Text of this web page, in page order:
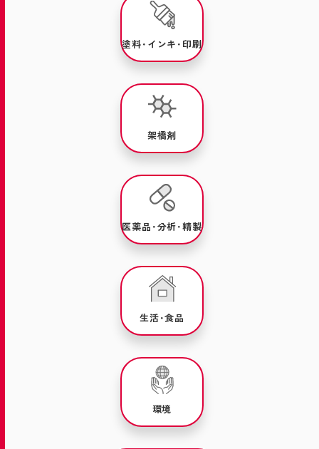
塗料･インキ･印刷
架橋剤
医薬品･分析･精製
生活･食品
環境